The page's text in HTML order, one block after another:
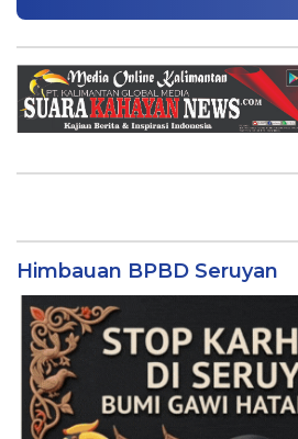
Himbauan BPBD Seruyan